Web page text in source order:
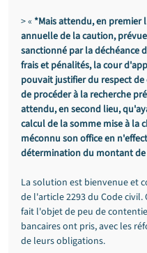
> « *Mais attendu, en
annuelle de la caution,
sanctionné par la déchéance
frais et pénalités, la cour
pouvait justifier du respect
de procéder à la recherche
attendu, en second lieu,
calcul de la somme mise à la
méconnu son office en
détermination du montant
La solution est bienvenue et
de l'article 2293 du Code
fait l'objet de peu de
bancaires ont pris, avec les
de leurs obligations.